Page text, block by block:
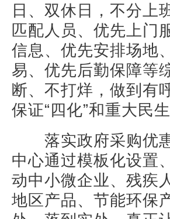
日、双休日，不分上
匹配人员、优先上门
信息、优先安排场地
易、优先后勤保障等
断、不打烊，做到有
保证“四化”和重大民
落实政府采购优惠
中心通过模板化设置
动中小微企业、残疾
地区产品、节能环保